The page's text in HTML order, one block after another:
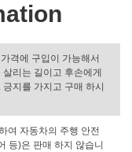
격에 구입이 가능해서
리는 길이고 후손에게
지를 가지고 구매 하시
여 자동차의 주행 안전
등)은 판매 하지 않습니